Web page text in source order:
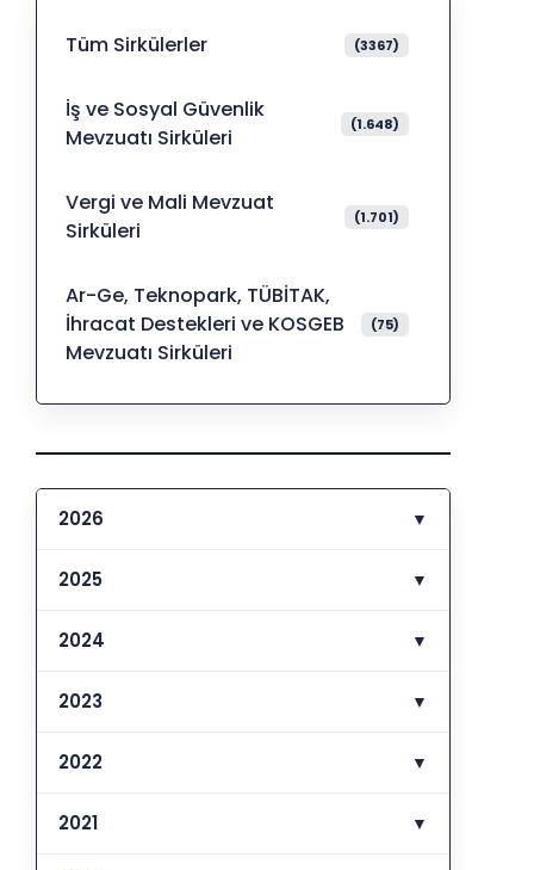
Tüm Sirkülerler (3367)
İş ve Sosyal Güvenlik
Mevzuatı Sirküleri
(1.648)
Vergi ve Mali Mevzuat
Sirküleri
(1.701)
Ar-Ge, Teknopark, TÜBİTAK,
İhracat Destekleri ve KOSGEB
Mevzuatı Sirküleri
(75)
2026 ▼
2025 ▼
2024 ▼
2023 ▼
2022 ▼
2021 ▼